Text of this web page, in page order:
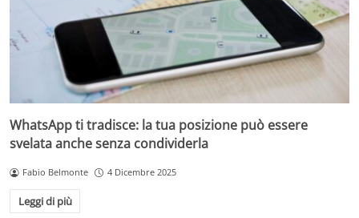
WhatsApp ti tradisce: la tua posizione può essere
svelata anche senza condividerla
Fabio Belmonte 4 Dicembre 2025
Leggi di più